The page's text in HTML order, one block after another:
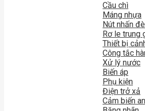
Cầu chì
Máng nhựa
Nút nhấn
Rơ le trung
Thiết bị
Công tắc
Xử lý nước
Biến áp
Phụ kiện
Điện trở xả
Cảm biến